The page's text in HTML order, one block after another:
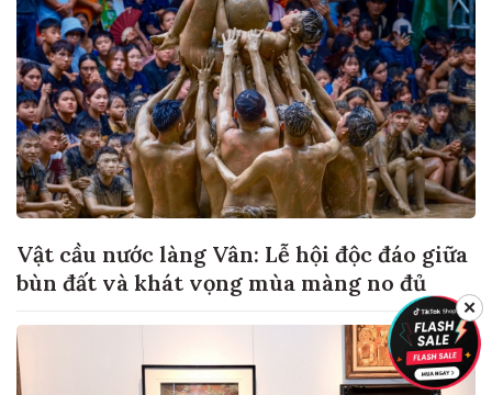
Vật cầu nước làng Vân: Lễ hội độc đáo giữa
bùn đất và khát vọng mùa màng no đủ
✕